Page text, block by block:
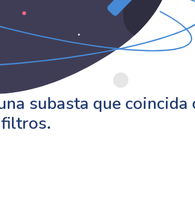
subasta que coincida
filtros.